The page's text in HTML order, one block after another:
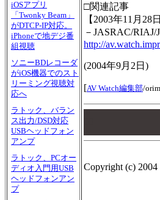
iOSアプリ
「Twonky Beam」
がDTCP-IP対応。
iPhoneで地デジ番
組視聴
ソニーBDレコーダ
がiOS機器でのスト
リーミング視聴対
応へ
ラトック、バラン
ス出力/DSD対応
USBヘッドフォン
アンプ
ラトック、PCオー
ディオ入門用USB
ヘッドフォンアン
プ
□関連記事
【2003年11月
－JASRAC/
http://
(2004年9月2日)
[AV Watch編集部/
Copyright (c) 2004